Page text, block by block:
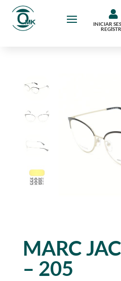

INICIAR
MARC
– 205